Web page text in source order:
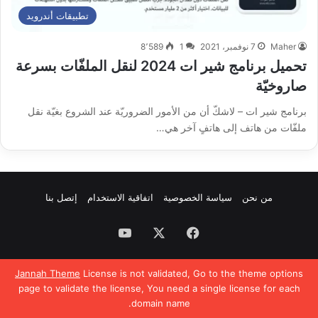
Jannah Theme License is not validated, Go to the theme options
page to validate the license, You need a single license for each
domain name.
تطبيقات أندرويد
Maher 7 نوفمبر، 2021 1 8٬589
تحميل برنامج شير ات 2024 لنقل الملفّات بسرعة
صاروخيّة
برنامج شير ات – لاشكّ أن من الأمور الضروريّة عند الشروع بغيّة نقل
ملفّات من هاتف إلى هاتفٍ آخر هي…
من نحن سياسة الخصوصية اتفاقية الاستخدام إتصل بنا
فيسبوك ‫YouTube